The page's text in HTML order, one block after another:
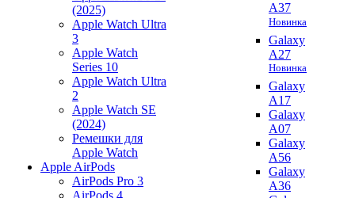
(2025)
Apple Watch Ultra
3
Apple Watch
Series 10
Apple Watch Ultra
2
Apple Watch SE
(2024)
Ремешки для
Apple Watch
Apple AirPods
AirPods Pro 3
AirPods 4
A37
Новинка
Galaxy
A27
Новинка
Galaxy
A17
Galaxy
A07
Galaxy
A56
Galaxy
A36